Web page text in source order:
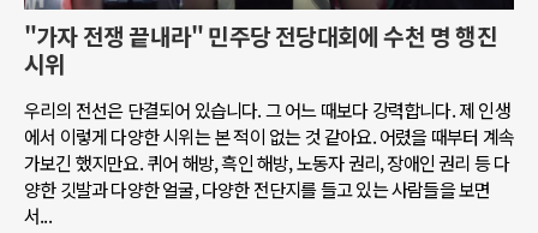
"가자 전쟁 끝내라" 민주당 전당대회에 수천 명 행진
시위
우리의 전선은 단결되어 있습니다. 그 어느 때보다 강력합니다. 제 인생
에서 이렇게 다양한 시위는 본 적이 없는 것 같아요. 어렸을 때부터 계속
가보긴 했지만요. 퀴어 해방, 흑인 해방, 노동자 권리, 장애인 권리 등 다
양한 깃발과 다양한 얼굴, 다양한 전단지를 들고 있는 사람들을 보면
서...